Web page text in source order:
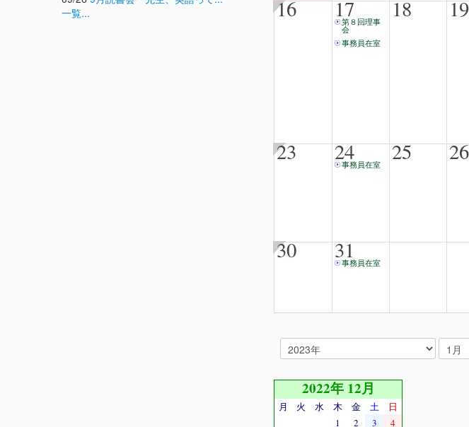
一覧...
16 17
第８回理事
会
事務員在室
18 19
23 24
事務員在室 25 26
30 31
事務員在室
2022年 12月
月 火 水 木 金 土
日
1
2 3 4